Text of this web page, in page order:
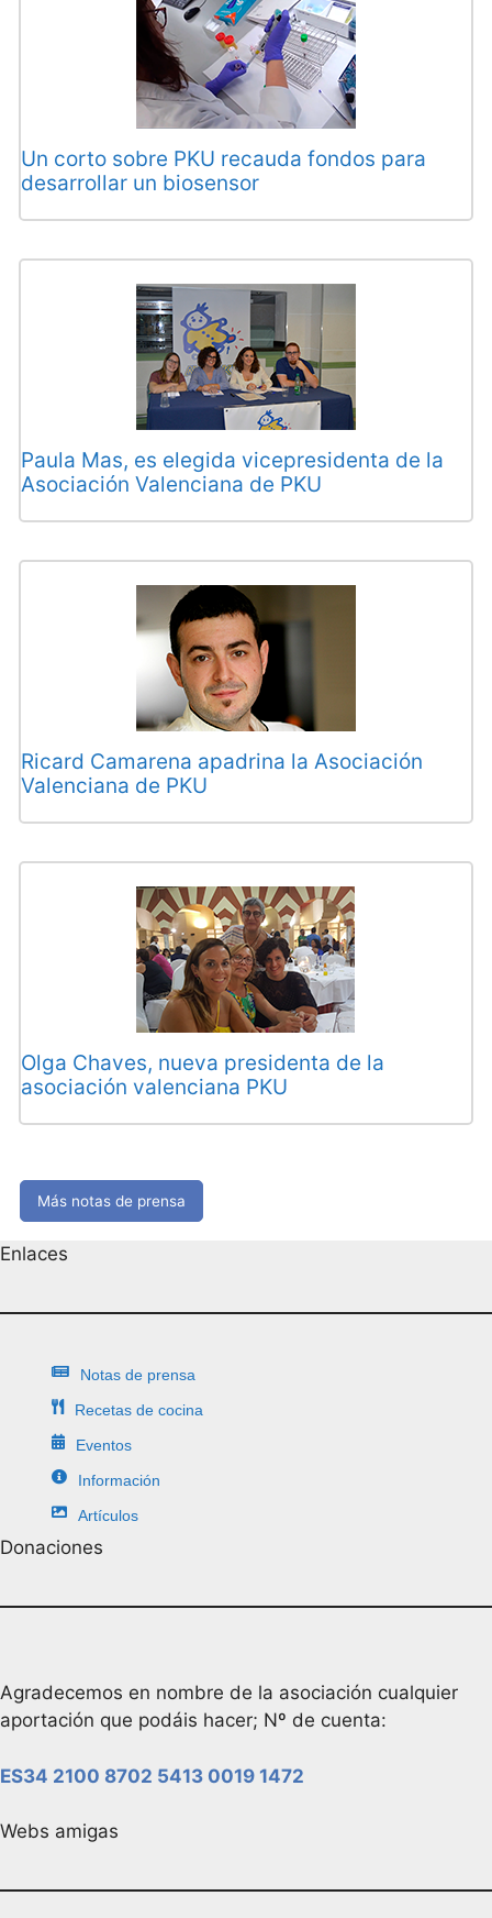
Un corto sobre PKU recauda fondos para
desarrollar un biosensor
Paula Mas, es elegida vicepresidenta de la
Asociación Valenciana de PKU
Ricard Camarena apadrina la Asociación
Valenciana de PKU
Olga Chaves, nueva presidenta de la
asociación valenciana PKU
Más notas de prensa
Enlaces
Notas de prensa
Recetas de cocina
Eventos
Información
Artículos
Donaciones
Agradecemos en nombre de la asociación cualquier
aportación que podáis hacer; Nº de cuenta:
ES34 2100 8702 5413 0019 1472
Webs amigas